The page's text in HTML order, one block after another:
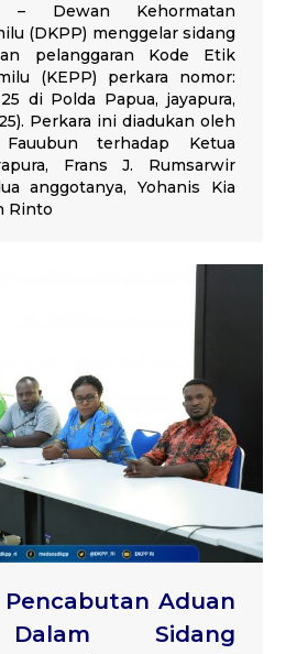
– Dewan Kehormatan
(DKPP) menggelar sidang
pelanggaran Kode Etik
(KEPP) perkara nomor:
di Polda Papua, jayapura,
Perkara ini diadukan oleh
terhadap Ketua
Frans J. Rumsarwir
anggotanya, Yohanis Kia
Rinto
Pencabutan Aduan
Sidang